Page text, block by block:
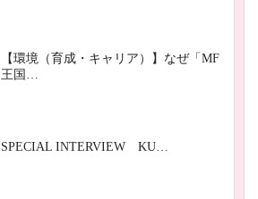
【環境（育成・キャリア）】なぜ「MF
王国…
SPECIAL INTERVIEW KU…